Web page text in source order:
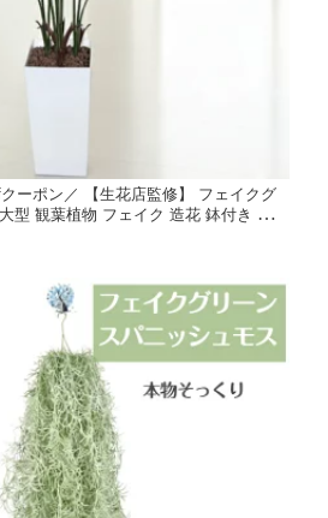
ーポン／ 【生花店監修】 フェイクグ
型 観葉植物 フェイク 造花 鉢付き おし
ーン オフィス 受付 リビング 店舗 Kug